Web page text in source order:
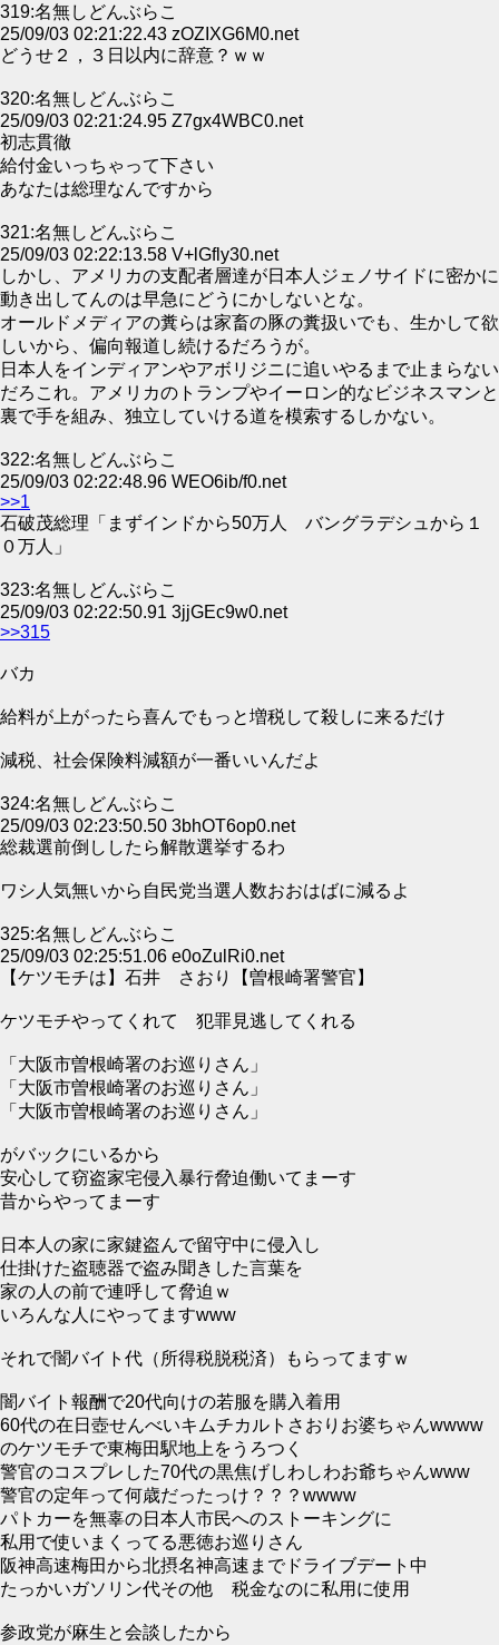
319:名無しどんぶらこ
25/09/03 02:21:22.43 zOZIXG6M0.net
どうせ２，３日以内に辞意？ｗｗ
320:名無しどんぶらこ
25/09/03 02:21:24.95 Z7gx4WBC0.net
初志貫徹
給付金いっちゃって下さい
あなたは総理なんですから
321:名無しどんぶらこ
25/09/03 02:22:13.58 V+lGfly30.net
しかし、アメリカの支配者層達が日本人ジェノサイドに密かに
動き出してんのは早急にどうにかしないとな。
オールドメディアの糞らは家畜の豚の糞扱いでも、生かして欲
しいから、偏向報道し続けるだろうが。
日本人をインディアンやアボリジニに追いやるまで止まらない
だろこれ。アメリカのトランプやイーロン的なビジネスマンと
裏で手を組み、独立していける道を模索するしかない。
322:名無しどんぶらこ
25/09/03 02:22:48.96 WEO6ib/f0.net
>>1
石破茂総理「まずインドから50万人 バングラデシュから１
０万人」
323:名無しどんぶらこ
25/09/03 02:22:50.91 3jjGEc9w0.net
>>315
バカ
給料が上がったら喜んでもっと増税して殺しに来るだけ
減税、社会保険料減額が一番いいんだよ
324:名無しどんぶらこ
25/09/03 02:23:50.50 3bhOT6op0.net
総裁選前倒ししたら解散選挙するわ
ワシ人気無いから自民党当選人数おおはばに減るよ
325:名無しどんぶらこ
25/09/03 02:25:51.06 e0oZulRi0.net
【ケツモチは】石井 さおり【曽根崎署警官】
ケツモチやってくれて 犯罪見逃してくれる
「大阪市曽根崎署のお巡りさん」
「大阪市曽根崎署のお巡りさん」
「大阪市曽根崎署のお巡りさん」
がバックにいるから
安心して窃盗家宅侵入暴行脅迫働いてまーす
昔からやってまーす
日本人の家に家鍵盗んで留守中に侵入し
仕掛けた盗聴器で盗み聞きした言葉を
家の人の前で連呼して脅迫ｗ
いろんな人にやってますwww
それで闇バイト代（所得税脱税済）もらってますｗ
闇バイト報酬で20代向けの若服を購入着用
60代の在日壺せんべいキムチカルトさおりお婆ちゃんwwww
のケツモチで東梅田駅地上をうろつく
警官のコスプレした70代の黒焦げしわしわお爺ちゃんwww
警官の定年って何歳だったっけ？？？wwww
パトカーを無辜の日本人市民へのストーキングに
私用で使いまくってる悪徳お巡りさん
阪神高速梅田から北摂名神高速までドライブデート中
たっかいガソリン代その他 税金なのに私用に使用
参政党が麻生と会談したから